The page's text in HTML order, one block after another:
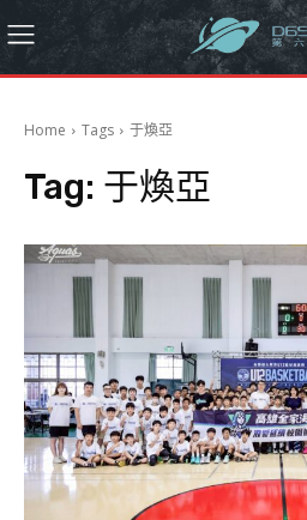
Home Tags 于煥亞
Tag: 于煥亞